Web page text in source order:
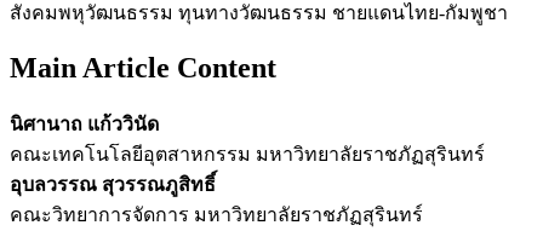
สังคมพหุวัฒนธรรม ทุนทางวัฒนธรรม ชายแดนไทย-กัมพูชา
Main Article Content
นิศานาถ แก้ววินัด
คณะเทคโนโลยีอุตสาหกรรม มหาวิทยาลัยราชภัฏสุรินทร์
อุบลวรรณ สุวรรณภูสิทธิ์
คณะวิทยาการจัดการ มหาวิทยาลัยราชภัฏสุรินทร์